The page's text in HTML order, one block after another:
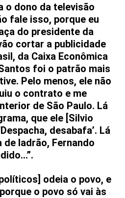
o dono da televisão
fale isso, porque eu
do presidente da
cortar a publicidade
da Caixa Econômica
foi o patrão mais
Pelo menos, ele não
o contrato e me
de São Paulo. Lá
que ele [Silvio
desabafa’. Lá
de ladrão, Fernando
odeia o povo, e
o povo só vai às